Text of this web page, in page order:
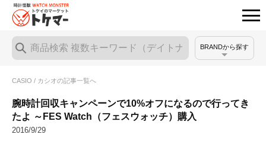
BRANDから探す
CASIO / カシオの記事一覧へ
腕時計回収キャンペーンで10%オフになるので行ってき
たよ ～FES Watch（フェスウォッチ）購入
2016/9/29